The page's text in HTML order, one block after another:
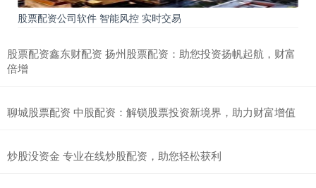
股票配资公司软件 智能风控 实时交易
股票配资鑫东财配资 扬州股票配资：助您投资扬帆起航，财富
倍增
聊城股票配资 中股配资：解锁股票投资新境界，助力财富增值
炒股没资金 专业在线炒股配资，助您轻松获利